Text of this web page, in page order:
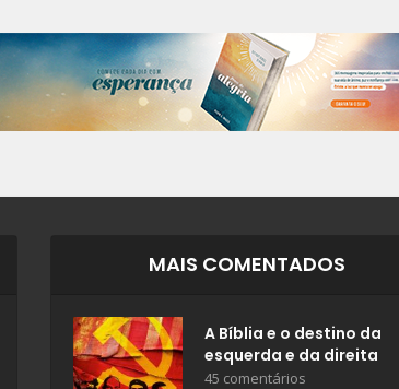
MAIS COMENTADOS
A Bíblia e o destino da
esquerda e da direita
45 comentários